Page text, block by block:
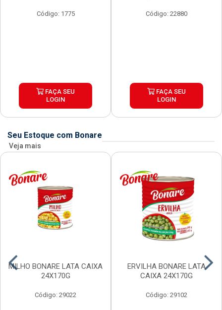
Código: 1775
FAÇA SEU
LOGIN
Código: 22880
FAÇA SEU
LOGIN
Seu Estoque com Bonare
Veja mais
MILHO BONARE LATA CAIXA
24X170G
Código: 29022
ERVILHA BONARE LATA
CAIXA 24X170G
Código: 29102